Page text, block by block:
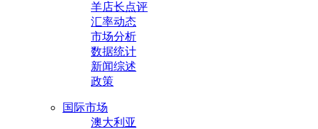
羊店长点评
汇率动态
市场分析
数据统计
新闻综述
政策
国际市场
澳大利亚